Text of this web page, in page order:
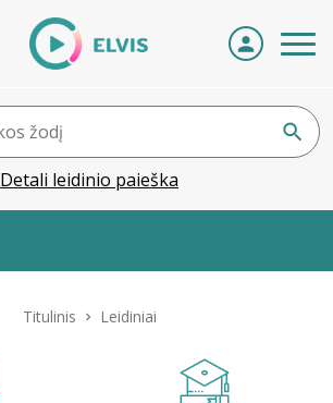
Detali leidinio paieška
Titulinis Leidiniai